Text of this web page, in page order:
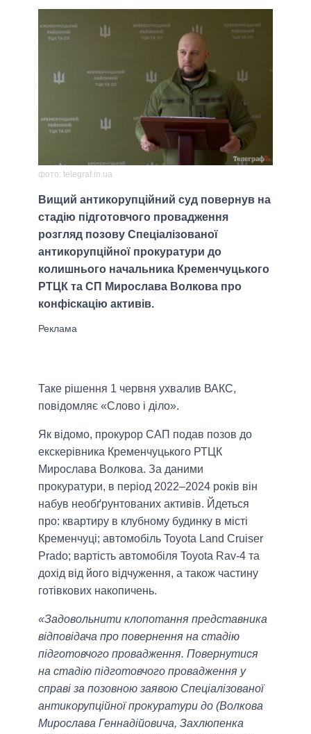
фото: telegraf.in.ua
Вищий антикорупційний суд повернув на
стадію підготовчого провадження
розгляд позову Спеціалізованої
антикорупційної прокуратури до
колишнього начальника Кременчуцького
РТЦК та СП Мирослава Волкова про
конфіскацію активів.
Таке рішення 1 червня ухвалив ВАКС,
повідомляє «Слово і діло».
Як відомо, прокурор САП подав позов до
екскерівника Кременчуцького РТЦК
Мирослава Волкова. За даними
прокуратури, в період 2022–2024 років він
набув необґрунтованих активів. Йдеться
про: квартиру в клубному будинку в місті
Кременчуці; автомобіль Toyota Land Cruiser
Prado; вартість автомобіля Toyota Rav-4 та
дохід від його відчуження, а також частину
готівкових накопичень.
«Задовольнити клопотання представника
відповідача про повернення на стадію
підготовчого провадження. Повернутися
на стадію підготовчого провадження у
справі за позовною заявою Спеціалізованої
антикорупційної прокуратури до (Волкова
Мирослава Геннадійовича, Захлюпенка